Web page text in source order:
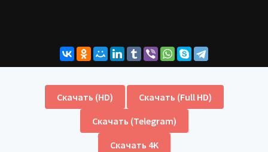
Скачать (HD)
Скачать (Full HD)
Скачать (Telegram)
Скачать 4K